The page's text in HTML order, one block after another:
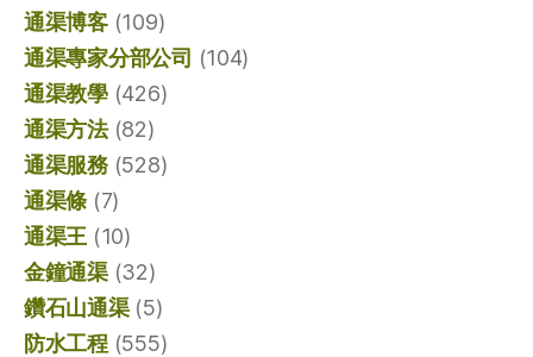
通渠博客(109)
通渠專家分部公司 (104)
通渠教學(426)
通渠方法(82)
通渠服務(528)
通渠條 (7)
通渠王 (10)
金鐘通渠(32)
鑽石山通渠(5)
防水工程(555)